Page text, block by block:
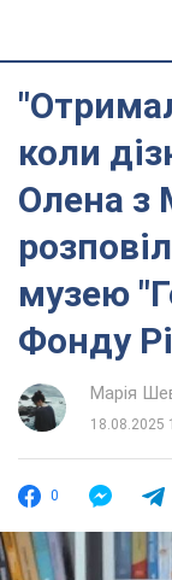
коли
Олена з
музею
Фонду
Марія
18.08.2025
0